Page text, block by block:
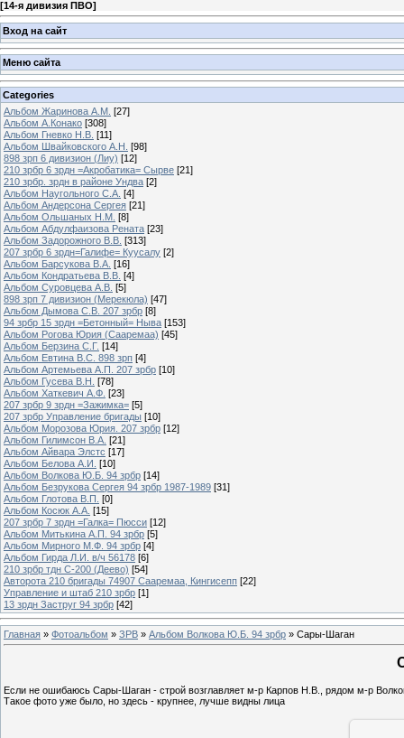
[14-я дивизия ПВО]
Вход на сайт
Меню сайта
Categories
Альбом Жаринова А.М. [27]
Альбом А.Конако [308]
Альбом Гневко Н.В. [11]
Альбом Швайковского А.Н. [98]
898 зрп 6 дивизион (Лиу) [12]
210 зрбр 6 зрдн =Акробатика= Сырве [21]
210 зрбр. зрдн в районе Ундва [2]
Альбом Наугольного С.А. [4]
Альбом Андерсона Сергея [21]
Альбом Ольшаных Н.М. [8]
Альбом Абдулфаизова Рената [23]
Альбом Задорожного В.В. [313]
207 зрбр 6 зрдн=Галифе= Куусалу [2]
Альбом Барсукова В.А. [16]
Альбом Кондратьева В.В. [4]
Альбом Суровцева А.В. [5]
898 зрп 7 дивизион (Мерекюла) [47]
Альбом Дымова С.В. 207 зрбр [8]
94 зрбр 15 зрдн =Бетонный= Ныва [153]
Альбом Рогова Юрия (Сааремаа) [45]
Альбом Берзина С.Г. [14]
Альбом Евтина В.С. 898 зрп [4]
Альбом Артемьева А.П. 207 зрбр [10]
Альбом Гусева В.Н. [78]
Альбом Хаткевич А.Ф. [23]
207 зрбр 9 зрдн =Зажимка= [5]
207 зрбр Управление бригады [10]
Альбом Морозова Юрия. 207 зрбр [12]
Альбом Гилимсон В.А. [21]
Альбом Айвара Элстс [17]
Альбом Белова А.И. [10]
Альбом Волкова Ю.Б. 94 зрбр [14]
Альбом Безрукова Сергея 94 зрбр 1987-1989 [31]
Альбом Глотова В.П. [0]
Альбом Косюк А.А. [15]
207 зрбр 7 зрдн =Галка= Пюсси [12]
Альбом Митькина А.П. 94 зрбр [5]
Альбом Мирного М.Ф. 94 зрбр [4]
Альбом Гирда Л.И. в/ч 56178 [6]
210 зрбр тдн С-200 (Деево) [54]
Авторота 210 бригады 74907 Сааремаа, Кингисепп [22]
Управление и штаб 210 зрбр [1]
13 зрдн Заструг 94 зрбр [42]
Главная » Фотоальбом » ЗРВ » Альбом Волкова Ю.Б. 94 зрбр » Сары-Шаган
Если не ошибаюсь Сары-Шаган - строй возглавляет м-р Карпов Н.В., рядом м-р
Такое фото уже было, но здесь - крупнее, лучше видны лица